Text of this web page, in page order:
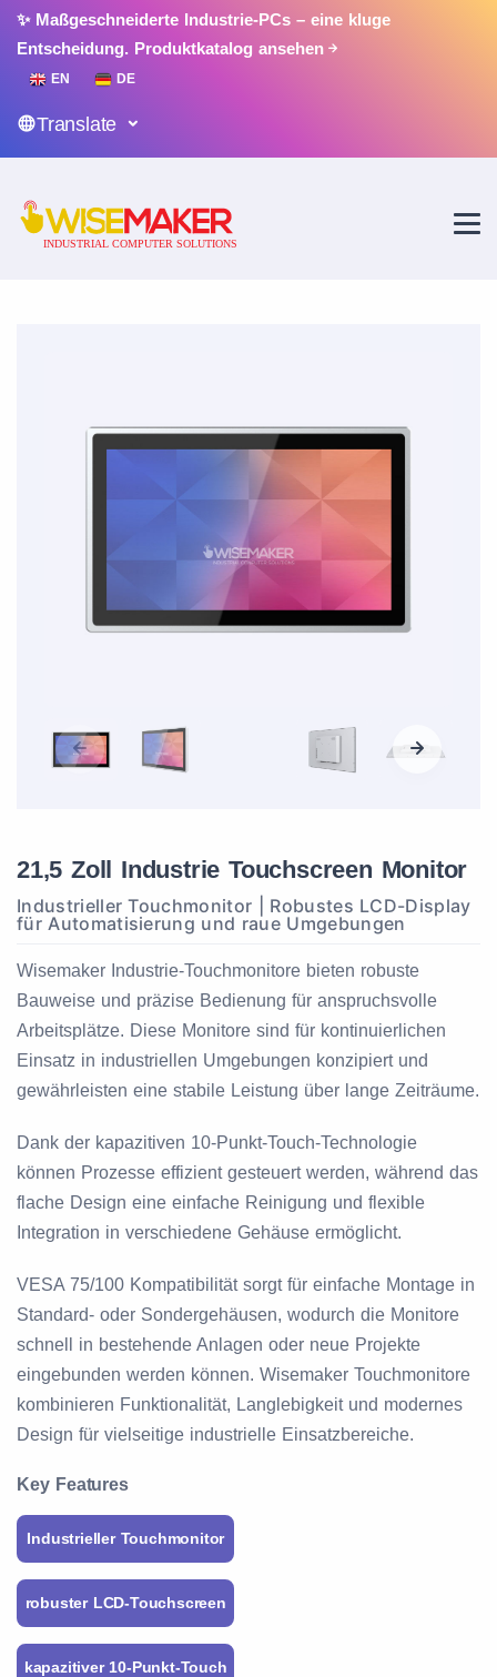
✨ Maßgeschneiderte Industrie-PCs – eine kluge
Entscheidung. Produktkatalog ansehen
EN DE
Translate
21,5 Zoll Industrie Touchscreen Monitor
Industrieller Touchmonitor | Robustes LCD-Display
für Automatisierung und raue Umgebungen
Wisemaker Industrie-Touchmonitore bieten robuste
Bauweise und präzise Bedienung für anspruchsvolle
Arbeitsplätze. Diese Monitore sind für kontinuierlichen
Einsatz in industriellen Umgebungen konzipiert und
gewährleisten eine stabile Leistung über lange Zeiträume.
Dank der kapazitiven 10-Punkt-Touch-Technologie
können Prozesse effizient gesteuert werden, während das
flache Design eine einfache Reinigung und flexible
Integration in verschiedene Gehäuse ermöglicht.
VESA 75/100 Kompatibilität sorgt für einfache Montage in
Standard- oder Sondergehäusen, wodurch die Monitore
schnell in bestehende Anlagen oder neue Projekte
eingebunden werden können. Wisemaker Touchmonitore
kombinieren Funktionalität, Langlebigkeit und modernes
Design für vielseitige industrielle Einsatzbereiche.
Key Features
Industrieller Touchmonitor
robuster LCD-Touchscreen
kapazitiver 10-Punkt-Touch